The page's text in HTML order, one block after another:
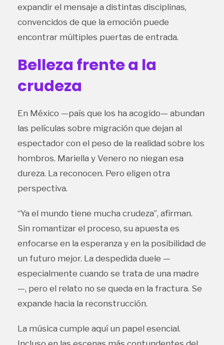
expandir el mensaje a distintas disciplinas,
convencidos de que la emoción puede
encontrar múltiples puertas de entrada.
Belleza frente a la
crudeza
En México —país que los ha acogido— abundan
las películas sobre migración que dejan al
espectador con el peso de la realidad sobre los
hombros. Mariella y Venero no niegan esa
dureza. La reconocen. Pero eligen otra
perspectiva.
“Ya el mundo tiene mucha crudeza”, afirman.
Sin romantizar el proceso, su apuesta es
enfocarse en la esperanza y en la posibilidad de
un futuro mejor. La despedida duele —
especialmente cuando se trata de una madre
—, pero el relato no se queda en la fractura. Se
expande hacia la reconstrucción.
La música cumple aquí un papel esencial.